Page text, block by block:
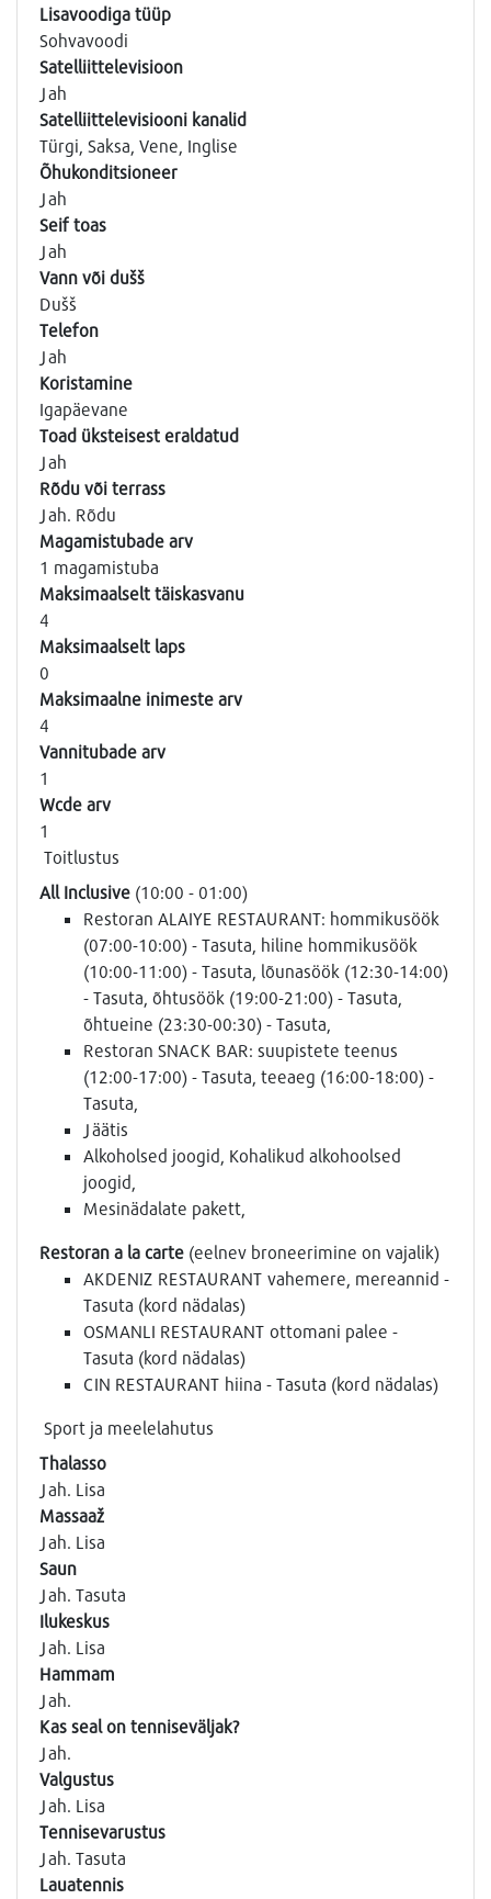
Lisavoodiga tüüp
Sohvavoodi
Satelliittelevisioon
Jah
Satelliittelevisiooni kanalid
Türgi, Saksa, Vene, Inglise
Õhukonditsioneer
Jah
Seif toas
Jah
Vann või dušš
Dušš
Telefon
Jah
Koristamine
Igapäevane
Toad üksteisest eraldatud
Jah
Rõdu või terrass
Jah. Rõdu
Magamistubade arv
1 magamistuba
Maksimaalselt täiskasvanu
4
Maksimaalselt laps
0
Maksimaalne inimeste arv
4
Vannitubade arv
1
Wcde arv
1
Toitlustus
All Inclusive (10:00 - 01:00)
Restoran ALAIYE RESTAURANT: hommikusöök
(07:00-10:00) - Tasuta, hiline hommikusöök
(10:00-11:00) - Tasuta, lõunasöök (12:30-14:00)
- Tasuta, õhtusöök (19:00-21:00) - Tasuta,
õhtueine (23:30-00:30) - Tasuta,
Restoran SNACK BAR: suupistete teenus
(12:00-17:00) - Tasuta, teeaeg (16:00-18:00) -
Tasuta,
Jäätis
Alkoholsed joogid, Kohalikud alkohoolsed
joogid,
Mesinädalate pakett,
Restoran a la carte (eelnev broneerimine on vajalik)
AKDENIZ RESTAURANT vahemere, mereannid -
Tasuta (kord nädalas)
OSMANLI RESTAURANT ottomani palee -
Tasuta (kord nädalas)
CIN RESTAURANT hiina - Tasuta (kord nädalas)
Sport ja meelelahutus
Thalasso
Jah. Lisa
Massaaž
Jah. Lisa
Saun
Jah. Tasuta
Ilukeskus
Jah. Lisa
Hammam
Jah.
Kas seal on tenniseväljak?
Jah.
Valgustus
Jah. Lisa
Tennisevarustus
Jah. Tasuta
Lauatennis